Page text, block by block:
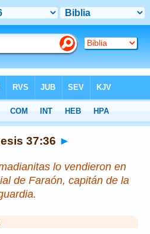
37:36 ►
lo vendieron en
de Faraón, capitán de la